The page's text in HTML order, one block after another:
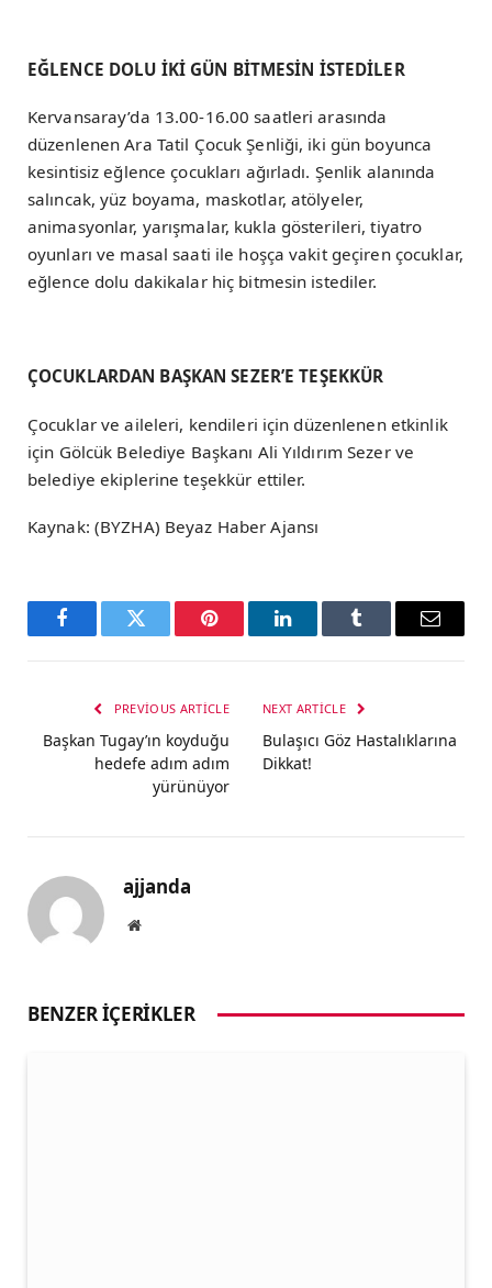
EĞLENCE DOLU İKİ GÜN BİTMESİN İSTEDİLER
Kervansaray’da 13.00-16.00 saatleri arasında
düzenlenen Ara Tatil Çocuk Şenliği, iki gün boyunca
kesintisiz eğlence çocukları ağırladı. Şenlik alanında
salıncak, yüz boyama, maskotlar, atölyeler,
animasyonlar, yarışmalar, kukla gösterileri, tiyatro
oyunları ve masal saati ile hoşça vakit geçiren çocuklar,
eğlence dolu dakikalar hiç bitmesin istediler.
ÇOCUKLARDAN BAŞKAN SEZER’E TEŞEKKÜR
Çocuklar ve aileleri, kendileri için düzenlenen etkinlik
için Gölcük Belediye Başkanı Ali Yıldırım Sezer ve
belediye ekiplerine teşekkür ettiler.
Kaynak: (BYZHA) Beyaz Haber Ajansı
FacebookTwitter Pinterest LinkedInTumblr Email
PREVIOUS ARTICLE
Başkan Tugay’ın koyduğu
hedefe adım adım
yürünüyor
NEXT ARTICLE
Bulaşıcı Göz Hastalıklarına
Dikkat!
ajjanda
Website
BENZER İÇERIKLER